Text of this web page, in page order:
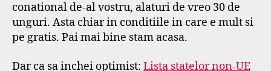
conational de-al vostru, alaturi de vreo 30 de
unguri. Asta chiar in conditiile in care e mult si
pe gratis. Pai mai bine stam acasa.
Dar ca sa inchei optimist: Lista statelor non-UE